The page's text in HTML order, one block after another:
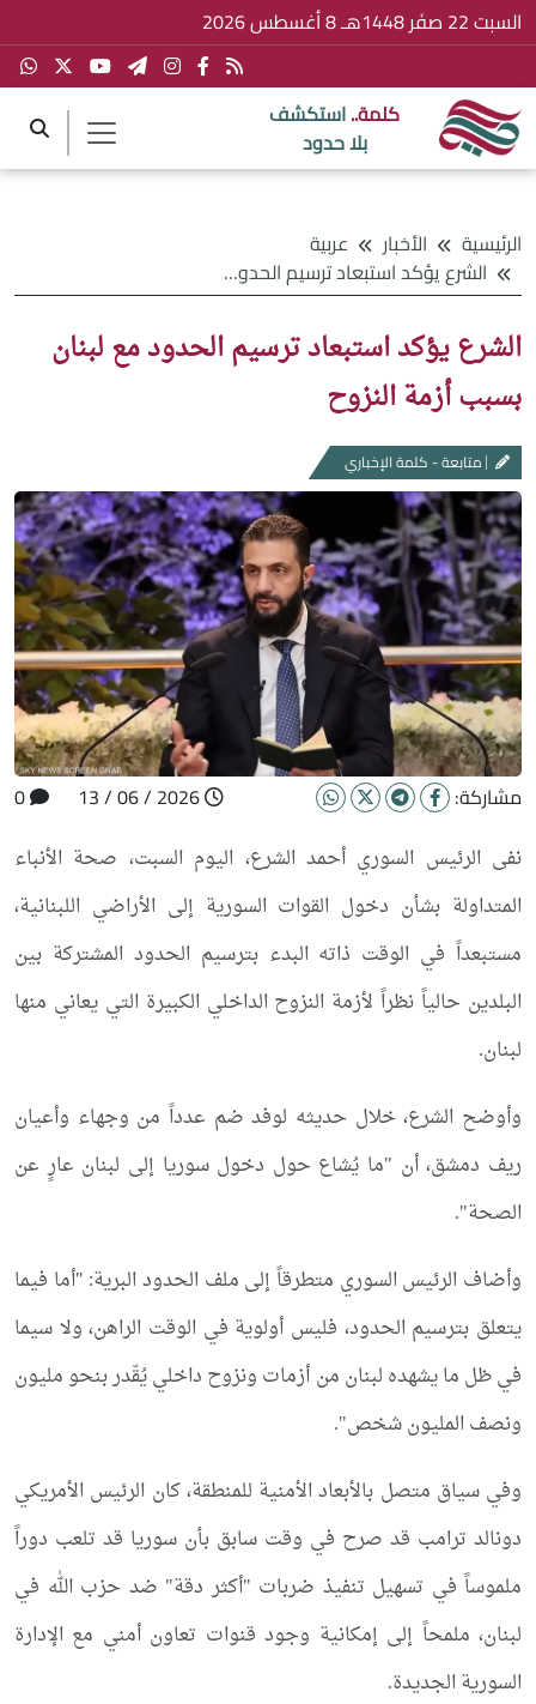
السبت 22 صفَر 1448هـ 8 أغسطس 2026
كلمة..استكشف
بلا حدود
الرئيسية الأخبار
عربية
الشرع يؤكد استبعاد ترسيم الحدود مع لبنان بسبب أزمة النزوح
الشرع يؤكد استبعاد ترسيم الحدود مع لبنان
بسبب أزمة النزوح
متابعة - كلمة الإخباري
مشاركة:
نفى الرئيس السوري أحمد الشرع، اليوم السبت، صحة الأنباء
المتداولة بشأن دخول القوات السورية إلى الأراضي اللبنانية،
مستبعداً في الوقت ذاته البدء بترسيم الحدود المشتركة بين
البلدين حالياً نظراً لأزمة النزوح الداخلي الكبيرة التي يعاني منها
لبنان.
وأوضح الشرع، خلال حديثه لوفد ضم عدداً من وجهاء وأعيان
ريف دمشق، أن "ما يُشاع حول دخول سوريا إلى لبنان عارٍ عن
الصحة".
وأضاف الرئيس السوري متطرقاً إلى ملف الحدود البرية: "أما فيما
يتعلق بترسيم الحدود، فليس أولوية في الوقت الراهن، ولا سيما
في ظل ما يشهده لبنان من أزمات ونزوح داخلي يُقّدر بنحو مليون
ونصف المليون شخص".
وفي سياق متصل بالأبعاد الأمنية للمنطقة، كان الرئيس الأمريكي
دونالد ترامب قد صرح في وقت سابق بأن سوريا قد تلعب دوراً
ملموساً في تسهيل تنفيذ ضربات "أكثر دقة" ضد حزب الله في
لبنان، ملمحاً إلى إمكانية وجود قنوات تعاون أمني مع الإدارة
السورية الجديدة.